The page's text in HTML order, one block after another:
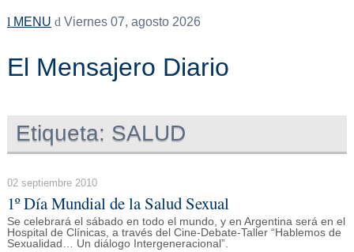
MENU Viernes 07, agosto 2026
El Mensajero Diario
Etiqueta: SALUD
02 septiembre 2010
1º Día Mundial de la Salud Sexual
Se celebrará el sábado en todo el mundo, y en Argentina será en el
Hospital de Clínicas, a través del Cine-Debate-Taller “Hablemos de
Sexualidad… Un diálogo Intergeneracional”.